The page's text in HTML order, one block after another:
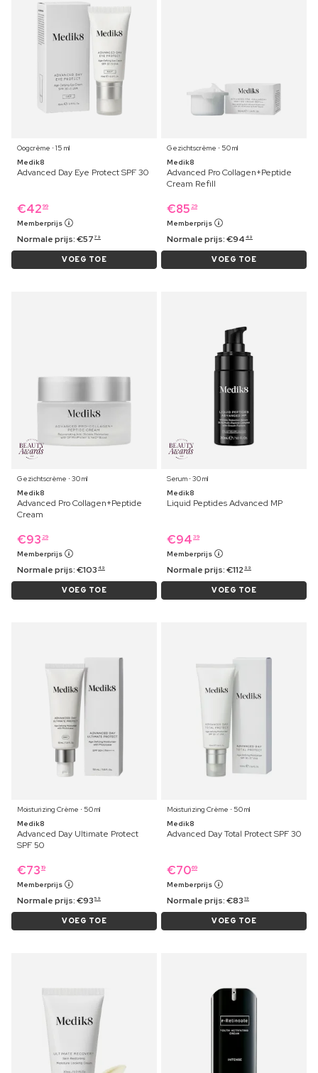
Oogcrème ⋅ 15 ml
Medik8
Advanced Day Eye Protect SPF 30
€42 99
Memberprijs
Normale prijs:€57 79
VOEG TOE
Gezichtscrème ⋅ 50 ml
Medik8
Advanced Pro Collagen+Peptide
Cream Refill
€85 29
Memberprijs
Normale prijs:€94 49
VOEG TOE
Gezichtscrème ⋅ 30 ml
Medik8
Advanced Pro Collagen+Peptide
Cream
€93 29
Memberprijs
Normale prijs:€103 49
VOEG TOE
Serum ⋅ 30 ml
Medik8
Liquid Peptides Advanced MP
€94 39
Memberprijs
Normale prijs:€112 99
VOEG TOE
Moisturizing Crème ⋅ 50 ml
Medik8
Advanced Day Ultimate Protect
SPF 50
€73 19
Memberprijs
Normale prijs:€93 59
VOEG TOE
Moisturizing Crème ⋅ 50 ml
Medik8
Advanced Day Total Protect SPF 30
€7069
Memberprijs
Normale prijs:€83 19
VOEG TOE